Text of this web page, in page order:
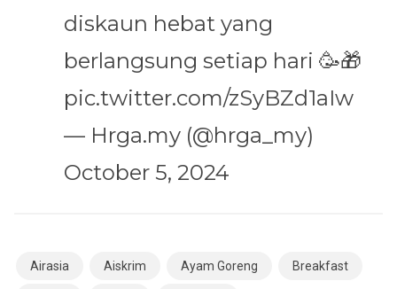
diskaun hebat yang
berlangsung setiap hari 🥳🎁
pic.twitter.com/zSyBZd1aIw
— Hrga.my (@hrga_my)
October 5, 2024
Airasia Aiskrim Ayam Goreng Breakfast